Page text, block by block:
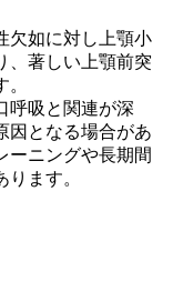
欠如に対し上顎小
、著しい上顎前突
呼吸と関連が深
因となる場合があ
ーニングや長期間
ます。